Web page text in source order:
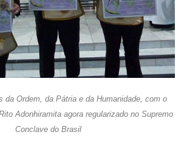
da Ordem, da Pátria e da Humanidade, com o
Adonhiramita agora regularizado no Supremo
Conclave do Brasil